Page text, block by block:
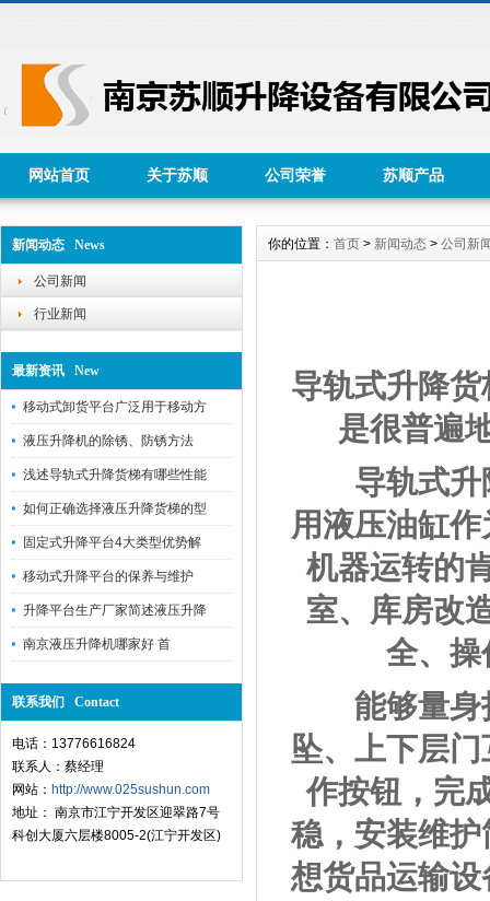
网站首页 关于苏顺 公司荣誉 苏顺产品
新闻动态 News
公司新闻
行业新闻
最新资讯 New
移动式卸货平台广泛用于移动方
液压升降机的除锈、防锈方法
浅述导轨式升降货梯有哪些性能
如何正确选择液压升降货梯的型
固定式升降平台4大类型优势解
移动式升降平台的保养与维护
升降平台生产厂家简述液压升降
南京液压升降机哪家好 首
联系我们 Contact
电话：13776616824
联系人：蔡经理
网站： http://www.025sushun.com
地址： 南京市江宁开发区迎翠路7号
科创大厦六层楼8005-2(江宁开发区)
你的位置： 首页 > 新闻动态 > 公司新
导轨式升降
是很普遍
导轨式升降
用液压油缸
机器运转的
室、库房改
全、操
能够量身打
坠、上下层
作按钮，完
稳，安装维
想货品运输